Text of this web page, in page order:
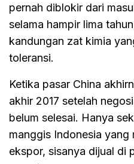
pernah diblokir dari
selama hampir lima
kandungan zat kimia
toleransi.
Ketika pasar China
akhir 2017 setelah
belum selesai. Hanya
manggis Indonesia yang
ekspor, sisanya dijual di